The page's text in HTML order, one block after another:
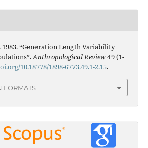
“Generation Length Variability
Anthropological Review49 (1-
10.18778/1898-6773.49.1-2.15.
FORMATS